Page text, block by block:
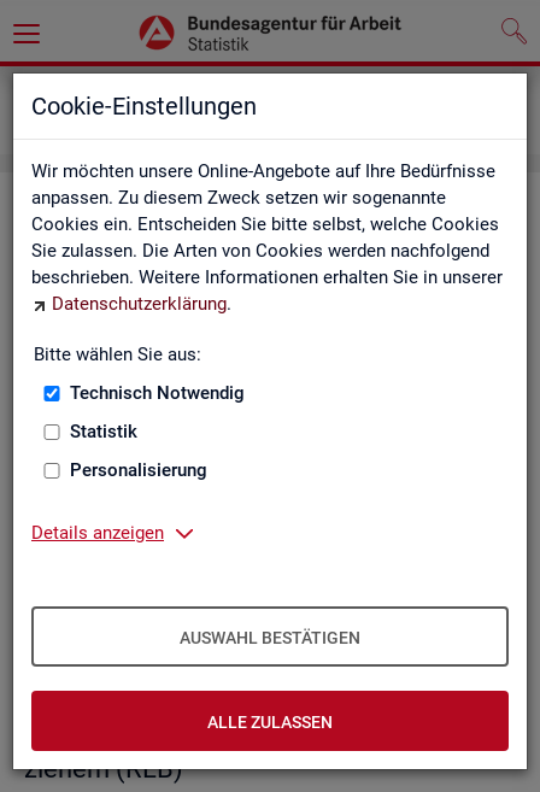
Cookie-Einstellungen
Wir möchten unsere Online-Angebote auf Ihre Bedürfnisse
anpassen. Zu diesem Zweck setzen wir sogenannte
Cookies ein. Entscheiden Sie bitte selbst, welche Cookies
Sie zulassen. Die Arten von Cookies werden nachfolgend
beschrieben. Weitere Informationen erhalten Sie in unserer
Datenschutzerklärung.
Bitte wählen Sie aus:
Technisch Notwendig
Statistik
Personalisierung
Details anzeigen
AUSWAHL BESTÄTIGEN
ALLE ZULASSEN
Kenn­zah­len­steck­brie­fe
Die Steck­brie­fe in­for­mie­ren über De­fi­ni­ti­on, Aus­sa­ge­kraft, Be­
rech­nung und Da­ten­quel­len der Kenn­zah­len, die in der Sta­tis­
tik der Bun­des­agen­tur für Ar­beit vor­kom­men.
Ab­gangs­ra­te
Ab­gangs­ra­te Ar­beits­lo­se
Ab­gangs­ra­te er­werbs­fä­hi­ge Leis­
tungs­be­rech­tig­te
Leis­tungs­be­rech­tig­te
Ab­gangs­ra­te von Ar­beits­lo­sen­geld­
emp­fän­gern
Ab­gangs­ra­te von Re­gel­leis­tungs­be­
zie­hern (RLB)